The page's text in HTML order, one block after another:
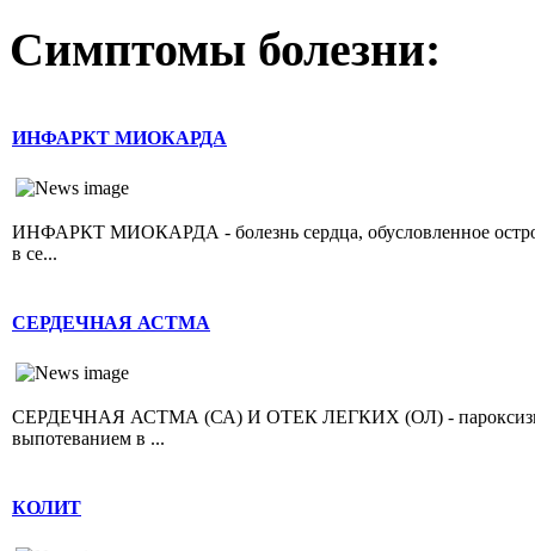
Симптомы болезни:
ИНФАРКТ МИОКАРДА
ИНФАРКТ МИОКАРДА - болезнь сердца, обусловленное острой
в се...
СЕРДЕЧНАЯ АСТМА
СЕРДЕЧНАЯ АСТМА (СА) И ОТЕК ЛЕГКИХ (ОЛ) -
выпотеванием в ...
КОЛИТ